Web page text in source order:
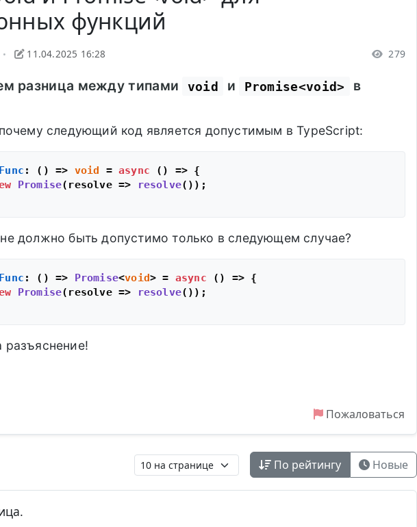
функций
• 11.04.2025 16:28 279
разница между типами void и Promise<void>
в
следующий код является допустимым в TypeScript:
: () => void = async () => {
Promise( resolve => resolve());
должно быть допустимо только в следующем случае?
: () => Promise<void> = async () => {
Promise( resolve => resolve());
разъяснение!
Пожаловаться
По рейтингу Новые